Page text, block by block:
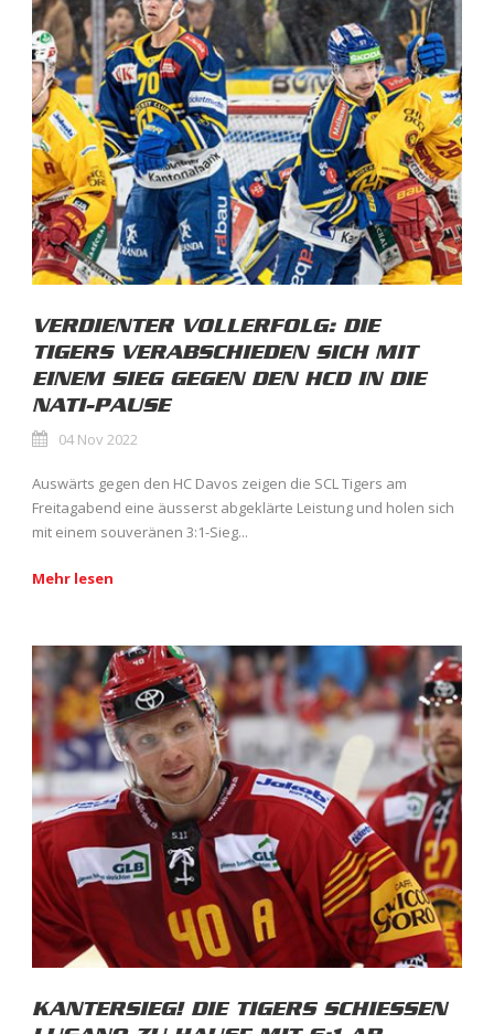
VERDIENTER VOLLERFOLG: DIE
TIGERS VERABSCHIEDEN SICH MIT
EINEM SIEG GEGEN DEN HCD IN DIE
NATI-PAUSE
04 Nov 2022
Auswärts gegen den HC Davos zeigen die SCL Tigers am
Freitagabend eine äusserst abgeklärte Leistung und holen sich
mit einem souveränen 3:1-Sieg...
Mehr lesen
KANTERSIEG! DIE TIGERS SCHIESSEN